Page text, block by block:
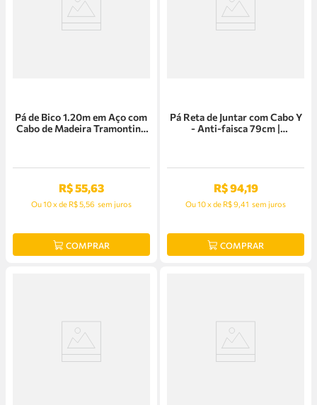
Pá de Bico 1.20m em Aço com
Cabo de Madeira Tramontina
R$55,63
Ou10xde R$ 5,56 sem juros
COMPRAR
Pá Reta de Juntar com Cabo Y
- Anti-faisca 79cm |
R$94,19
Ou10xde R$ 9,41 sem juros
COMPRAR